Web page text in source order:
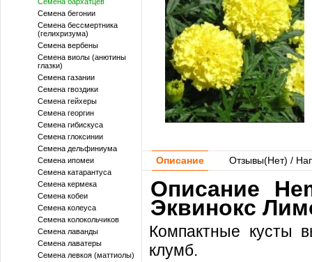
Семена бегонии
Семена бессмертника
(гелихризума)
Семена вербены
Семена виолы (анютины
глазки)
Семена газании
Семена гвоздики
Семена гейхеры
Семена георгин
Семена гибискуса
Семена глоксинии
Семена дельфиниума
Семена ипомеи
Семена катарантуса
Семена кермека
Семена кобеи
Семена колеуса
Семена колокольчиков
Семена лаванды
Семена лаватеры
Семена левкоя (маттиолы)
Описание Отзывы(Нет) /
Описание
Эквинокс
Компактные кусты
клумб.